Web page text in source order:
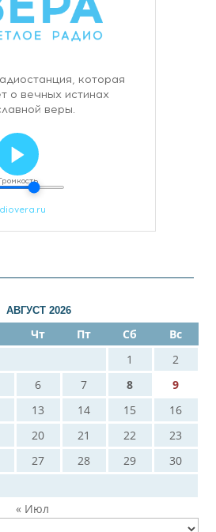
АВГУСТ 2026
Чт Пт Сб
Вс
1
2
6 7 8
9
13 14 15
16
20 21 22
23
27 28 29
30
« Июл